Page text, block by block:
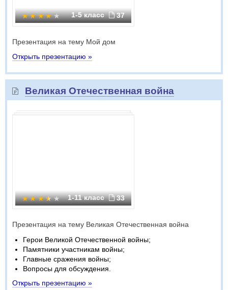
1-5 класс 37
Презентация на тему Мой дом
Открыть презентацию »
Великая Отечественная война
1-11 класс 33
Презентация на тему Великая Отечественная война
Герои Великой Отечественной войны;
Памятники участникам войны;
Главные сражения войны;
Вопросы для обсуждения.
Открыть презентацию »